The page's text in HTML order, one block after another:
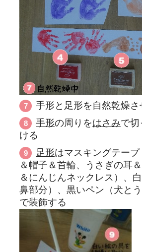
手形と足形を自然乾燥さ
手形の周りをはさみで切
ける
足形はマスキングテー
＆帽子＆首輪、うさぎの耳
＆にんじんネックレス）、
鼻部分）、黒いペン（犬とう
で装飾する